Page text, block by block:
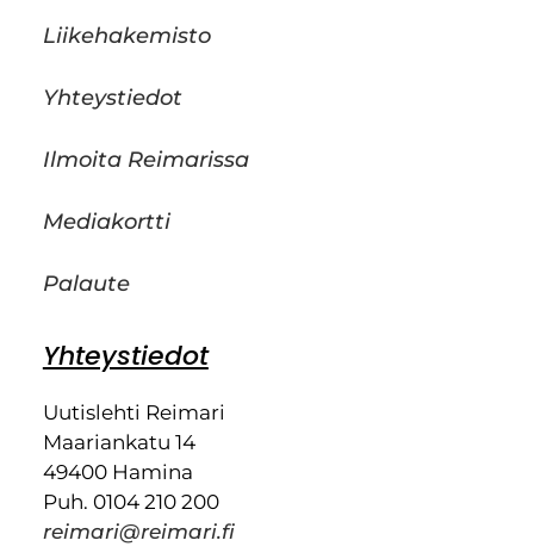
Liikehakemisto
Yhteystiedot
Ilmoita Reimarissa
Mediakortti
Palaute
Yhteystiedot
Uutislehti Reimari
Maariankatu 14
49400 Hamina
Puh. 0104 210 200
reimari@reimari.fi